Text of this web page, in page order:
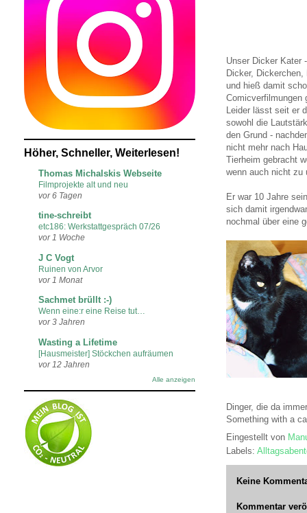
Unser Dicker Kater
Dicker,
und hieß damit
Comicverfilmungen
Leider lässt seit er
sowohl die
den Grund -
nicht mehr nach
Tierheim gebracht
wenn auch nicht zu
Er war 10 Jahre
sich damit
nochmal über eine
Dinger, die da
Something with a
Eingestellt von
Labels:
Keine
Kommentar
Höher, Schneller, Weiterlesen!
Thomas Michalskis Webseite
Filmprojekte alt und neu
vor 6 Tagen
tine-schreibt
etc186: Werkstattgespräch 07/26
vor 1 Woche
J C Vogt
Ruinen von Arvor
vor 1 Monat
Sachmet brüllt :-)
Wenn eine:r eine Reise tut…
vor 3 Jahren
Wasting a Lifetime
[Hausmeister] Stöckchen aufräumen
vor 12 Jahren
Alle anzeigen